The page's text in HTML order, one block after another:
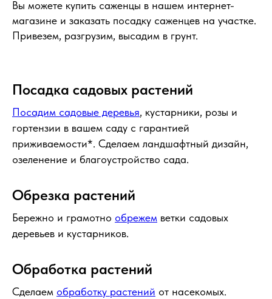
Вы можете купить саженцы в нашем интернет-
магазине и заказать посадку саженцев на участке.
Привезем, разгрузим, высадим в грунт.
Посадка садовых растений
Посадим садовые деревья, кустарники, розы и
гортензии в вашем саду с гарантией
приживаемости*. Сделаем ландшафтный дизайн,
озеленение и благоустройство сада.
Обрезка растений
Бережно и грамотно обрежем ветки садовых
деревьев и кустарников.
Обработка растений
Сделаем обработку растений от насекомых.